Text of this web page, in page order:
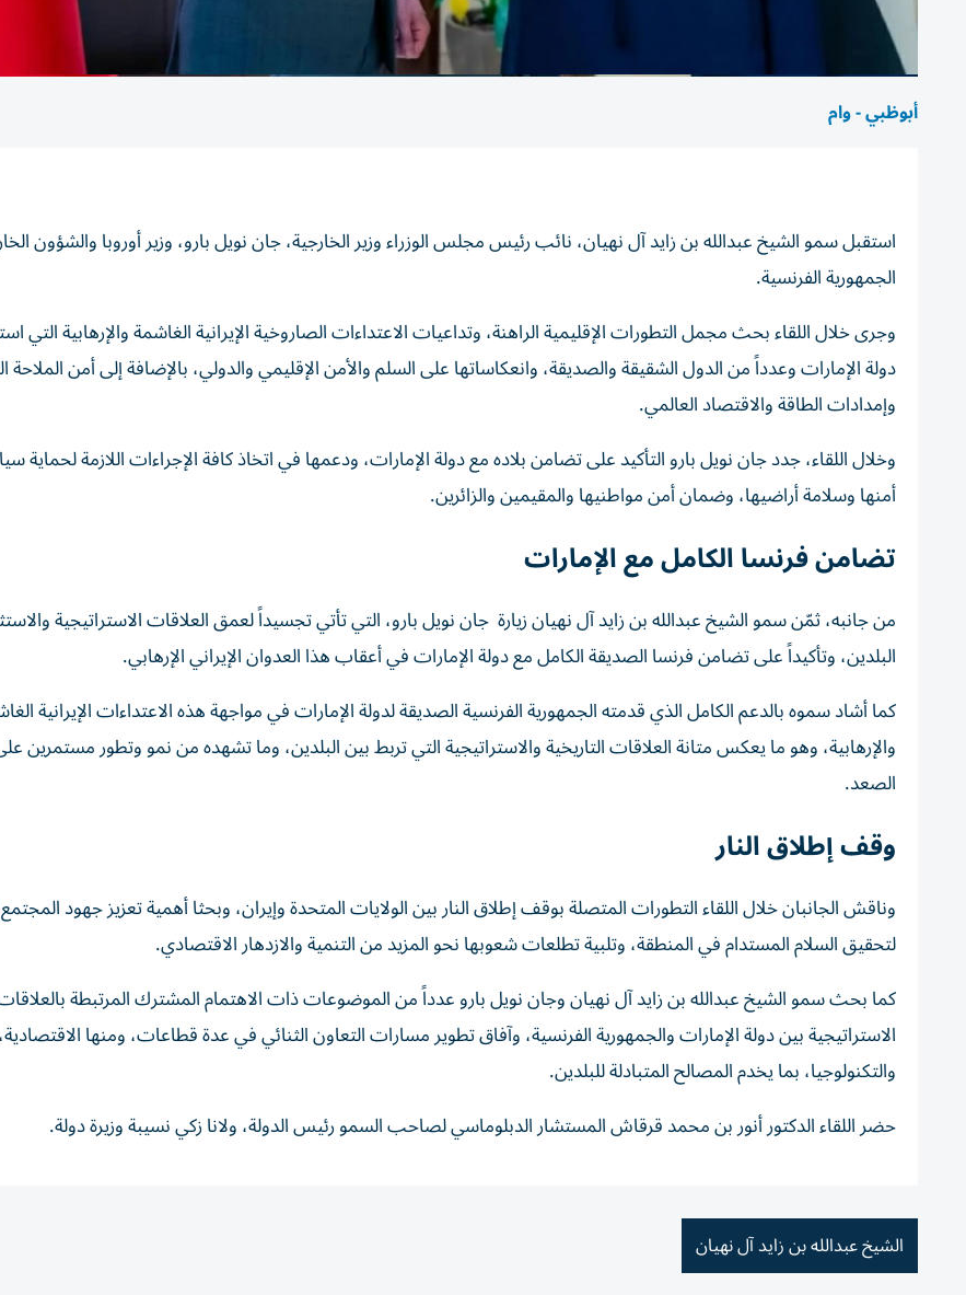
أبوظبي - وام
استقبل سمو الشيخ عبدالله بن زايد آل نهيان، نائب رئيس مجلس الوزراء وزير الخارجية، جان نويل بارو، وزير أوروبا والشؤون
الجمهورية الفرنسية.
وجرى خلال اللقاء بحث مجمل التطورات الإقليمية الراهنة، وتداعيات الاعتداءات الصاروخية الإيرانية الغاشمة والإرهابية التي
دولة الإمارات وعدداً من الدول الشقيقة والصديقة، وانعكاساتها على السلم والأمن الإقليمي والدولي، بالإضافة إلى أمن الملاحة
وإمدادات الطاقة والاقتصاد العالمي.
وخلال اللقاء، جدد جان نويل بارو التأكيد على تضامن بلاده مع دولة الإمارات، ودعمها في اتخاذ كافة الإجراءات اللازمة لحماية
أمنها وسلامة أراضيها، وضمان أمن مواطنيها والمقيمين والزائرين.
تضامن فرنسا الكامل مع الإمارات
من جانبه، ثمّن سمو الشيخ عبدالله بن زايد آل نهيان زيارة جان نويل بارو، التي تأتي تجسيداً لعمق العلاقات الاستراتيجية
البلدين، وتأكيداً على تضامن فرنسا الصديقة الكامل مع دولة الإمارات في أعقاب هذا العدوان الإيراني الإرهابي.
كما أشاد سموه بالدعم الكامل الذي قدمته الجمهورية الفرنسية الصديقة لدولة الإمارات في مواجهة هذه الاعتداءات الإيرانية
والإرهابية، وهو ما يعكس متانة العلاقات التاريخية والاستراتيجية التي تربط بين البلدين، وما تشهده من نمو وتطور
الصعد.
وقف إطلاق النار
وناقش الجانبان خلال اللقاء التطورات المتصلة بوقف إطلاق النار بين الولايات المتحدة وإيران، وبحثا أهمية تعزيز جهود
لتحقيق السلام المستدام في المنطقة، وتلبية تطلعات شعوبها نحو المزيد من التنمية والازدهار الاقتصادي.
كما بحث سمو الشيخ عبدالله بن زايد آل نهيان وجان نويل بارو عدداً من الموضوعات ذات الاهتمام المشترك المرتبطة
الاستراتيجية بين دولة الإمارات والجمهورية الفرنسية، وآفاق تطوير مسارات التعاون الثنائي في عدة قطاعات، ومنها الاقتصادية،
والتكنولوجيا، بما يخدم المصالح المتبادلة للبلدين.
حضر اللقاء الدكتور أنور بن محمد قرقاش المستشار الدبلوماسي لصاحب السمو رئيس الدولة، ولانا زكي نسيبة وزيرة دولة.
الشيخ عبدالله بن زايد آل نهيان